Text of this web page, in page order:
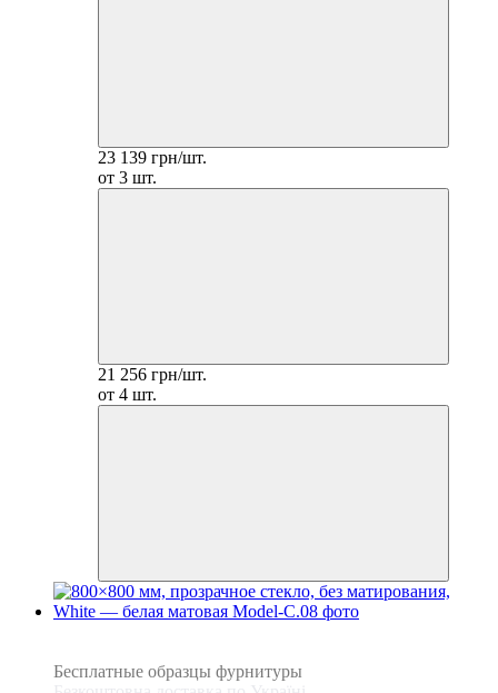
23 139 грн/шт.
от 3 шт.
21 256 грн/шт.
от 4 шт.
Бесплатные образцы фурнитуры